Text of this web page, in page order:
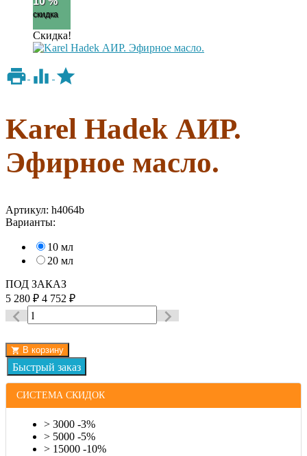
скидка
Скидка!
Karel Hadek АИР.
Эфирное масло.
Артикул: h4064b
Варианты:
10 мл
20 мл
ПОД ЗАКАЗ
5 280 ₽ 4 752 ₽
В корзину
СИСТЕМА СКИДОК
> 3000 -3%
> 5000 -5%
> 15000 -10%